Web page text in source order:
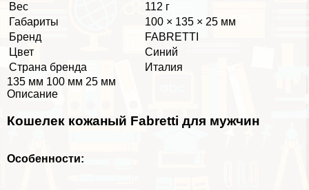
Вес
112 г
Габариты
100 × 135 × 25 мм
Бренд
FABRETTI
Цвет
Синий
Страна бренда
Италия
135 мм 100 мм 25 мм
Описание
Кошелек кожаный Fabretti для мужчин
Особенности: